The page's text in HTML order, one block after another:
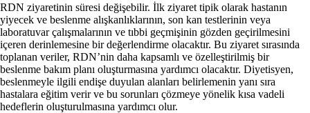
RDN ziyaretinin süresi değişebilir. İlk ziyaret tipik olarak hastanın
yiyecek ve beslenme alışkanlıklarının, son kan testlerinin veya
laboratuvar çalışmalarının ve tıbbi geçmişinin gözden geçirilmesini
içeren derinlemesine bir değerlendirme olacaktır. Bu ziyaret sırasında
toplanan veriler, RDN’nin daha kapsamlı ve özelleştirilmiş bir
beslenme bakım planı oluşturmasına yardımcı olacaktır. Diyetisyen,
beslenmeyle ilgili endişe duyulan alanları belirlemenin yanı sıra
hastalara eğitim verir ve bu sorunları çözmeye yönelik kısa vadeli
hedeflerin oluşturulmasına yardımcı olur.